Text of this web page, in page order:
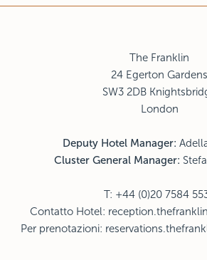
The Franklin
24 Egerton Gardens
SW3 2DB
London
Deputy Hotel Manager:
Cluster General Manager:
T: +44 (0)20 7584
Contatto Hotel:
Per prenotazioni: